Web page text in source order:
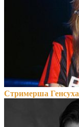
Стримерша Генсуха